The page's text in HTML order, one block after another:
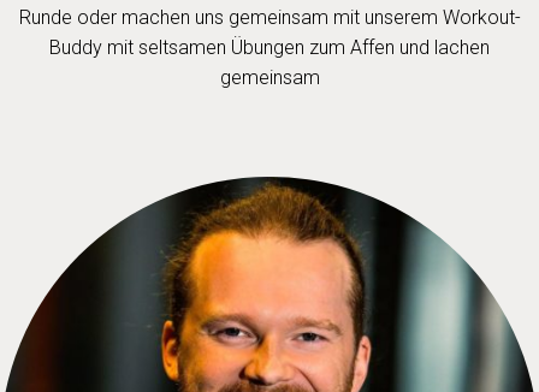
Runde oder machen uns gemeinsam mit unserem Workout-
Buddy mit seltsamen Übungen zum Affen und lachen
gemeinsam